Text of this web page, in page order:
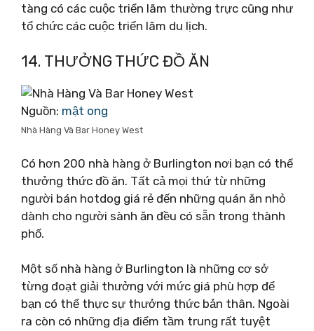
tàng có các cuộc triển lãm thường trực cũng như
tổ chức các cuộc triển lãm du lịch.
14. THƯỞNG THỨC ĐỒ ĂN
Nguồn: mật ong
Nhà Hàng Và Bar Honey West
Có hơn 200 nhà hàng ở Burlington nơi bạn có thể
thưởng thức đồ ăn. Tất cả mọi thứ từ những
người bán hotdog giá rẻ đến những quán ăn nhỏ
dành cho người sành ăn đều có sẵn trong thành
phố.
Một số nhà hàng ở Burlington là những cơ sở
từng đoạt giải thưởng với mức giá phù hợp để
bạn có thể thực sự thưởng thức bản thân. Ngoài
ra còn có những địa điểm tầm trung rất tuyệt